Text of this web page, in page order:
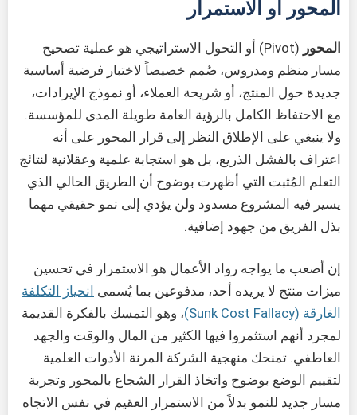
المحور أو الاستمرار
المحور
(Pivot) أو التحول الاستراتيجي هو عملية تصحيح
مسار منظم ومدروس، صُمم خصيصاً لاختبار فرضية أساسية
جديدة حول المنتج، أو شريحة العملاء، أو نموذج الإيرادات،
مع الاحتفاظ الكامل بالرؤية العامة طويلة المدى للمؤسسة.
ولا ينبغي على الإطلاق النظر إلى قرار المحور على أنه
اعتراف بالفشل الذريع، بل هو استجابة علمية وعقلانية لنتائج
التعلم المُثبت التي أظهرت بوضوح أن الطريق الحالي الذي
يسير فيه المشروع مسدود ولن يؤدي إلى نمو حقيقي مهما
بذل الفريق من جهود إضافية.
إن أصعب ما يواجه رواد الأعمال هو الاستمرار في تحسين
ميزات منتج لا يريده أحد، مدفوعين بما يُسمى انحياز التكلفة
الغارقة (Sunk Cost Fallacy)
، وهو التمسك بالفكرة القديمة
لمجرد أنهم استثمروا فيها الكثير من المال والوقت والجهد
العاطفي. تمنحك منهجية الشركة المرنة الأدوات العلمية
لتقييم الوضع بوضوح واتخاذ القرار الشجاع بالمحور وتجربة
مسار جديد للنمو بدلاً من الاستمرار العقيم في نفس الاتجاه